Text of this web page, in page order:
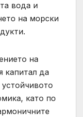
вода и
на морски
на
капитал да
като по